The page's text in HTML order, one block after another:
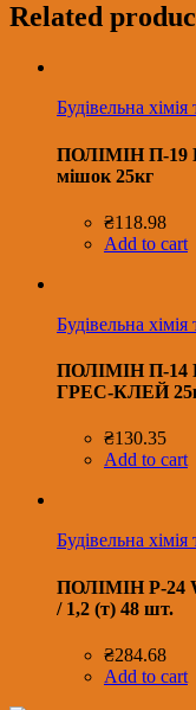
Related
Будівельна хімія
ПОЛІМІН П-19
мішок 25кг
₴118.98
Add to cart
Будівельна хімія
ПОЛІМІН П-14
ГРЕС-КЛЕЙ
₴130.35
Add to cart
Будівельна хімія
ПОЛІМІН P-24
/ 1,2 (т) 48 шт.
₴284.68
Add to cart